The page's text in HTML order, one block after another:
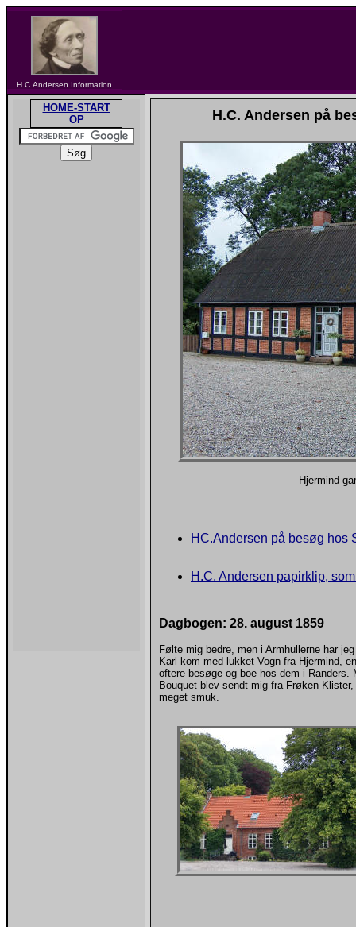
H.C.Andersen Information
HOME-START
OP
H.C. Andersen på
Hjermind
HC.Andersen på besøg hos
H.C. Andersen papirklip,
Dagbogen: 28. august 1859
Følte mig bedre, men i Armhullerne har
Karl kom med lukket Vogn fra Hjermind,
oftere besøge og boe hos dem i
Bouquet blev sendt mig fra Frøken
meget smuk.